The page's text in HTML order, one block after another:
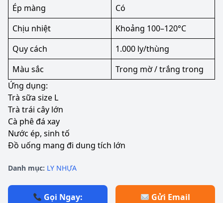
Ép màng
Có
Chịu nhiệt
Khoảng 100–120°C
Quy cách
1.000 ly/thùng
Màu sắc
Trong mờ / trắng trong
Ứng dụng:
Trà sữa size L
Trà trái cây lớn
Cà phê đá xay
Nước ép, sinh tố
Đồ uống mang đi dung tích lớn
Danh mục: LY NHỰA
Gọi Ngay:
Gửi Email